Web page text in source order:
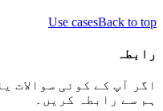
Use casesBack to top
رابطہ
اگر آپ کے کوئی سوالات
ہم سے رابطہ کریں۔